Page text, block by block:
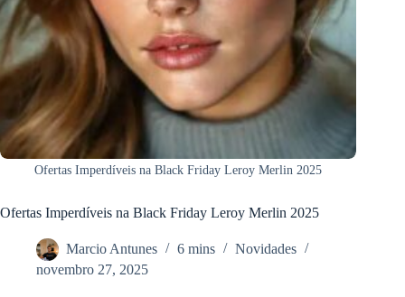
Ofertas Imperdíveis na Black Friday Leroy Merlin 2025
Ofertas Imperdíveis na Black Friday Leroy Merlin 2025
Marcio Antunes 6 mins
Novidades
novembro 27, 2025